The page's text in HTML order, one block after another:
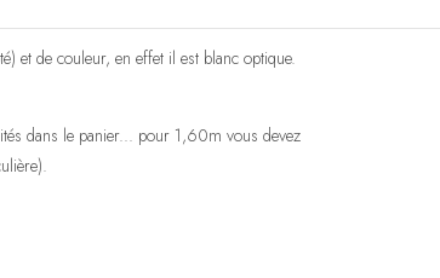
et de couleur, en effet il est blanc optique.
dans le panier... pour 1,60m vous devez